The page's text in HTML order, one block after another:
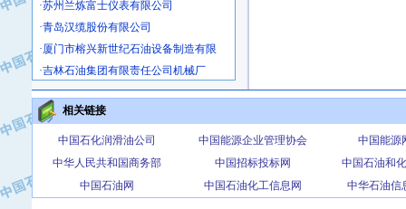
·青岛汉缆股份有限公司
·厦门市榕兴新世纪石油设备制造有限
·吉林石油集团有限责任公司机械厂
·大港油田集团中成机械制造有限公司
·承德司达石油装备开发公司
·大港油田集团中成机械制造有限公司
·四川明星电缆有限公司
·中国石油大庆石油化工总厂
·北京三盈联合石油技术有限公司
相关链接
中国石化润滑油公司 中国能源企业管理协会
中国能源
中华人民共和国商务部
中国招标投标网
中国石油和
中国石油网
中国石油化工信息网 中华石油信